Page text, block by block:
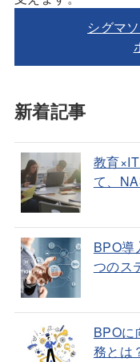
シグマ
新着記事
教育
て、
BPO導
つのス
BPOに
務とは